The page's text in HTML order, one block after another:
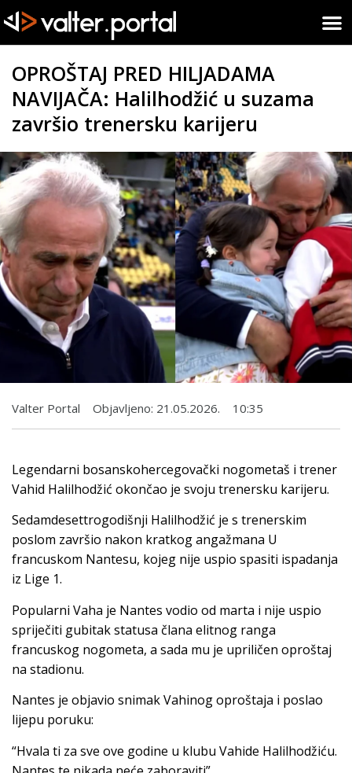
OPROŠTAJ PRED HILJADAMA
NAVIJAČA: Halilhodžić u suzama
završio trenersku karijeru
Valter Portal Objavljeno: 21.05.2026. 10:35
Legendarni bosanskohercegovački nogometaš i trener
Vahid Halilhodžić okončao je svoju trenersku karijeru.
Sedamdesettrogodišnji Halilhodžić je s trenerskim
poslom završio nakon kratkog angažmana U
francuskom Nantesu, kojeg nije uspio spasiti ispadanja
iz Lige 1.
Popularni Vaha je Nantes vodio od marta i nije uspio
spriječiti gubitak statusa člana elitnog ranga
francuskog nogometa, a sada mu je upriličen oproštaj
na stadionu.
Nantes je objavio snimak Vahinog oproštaja i poslao
lijepu poruku:
“Hvala ti za sve ove godine u klubu Vahide Halilhodžiću.